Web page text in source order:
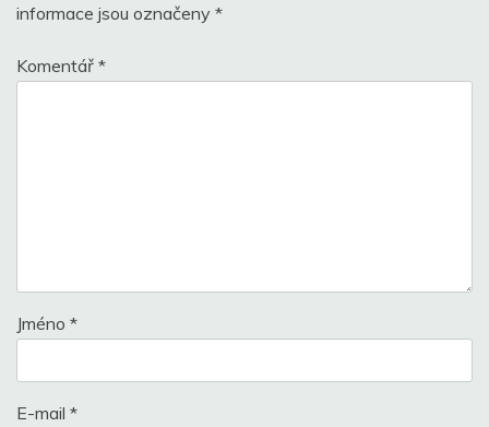
informace jsou označeny *
Komentář *
Jméno *
E-mail *